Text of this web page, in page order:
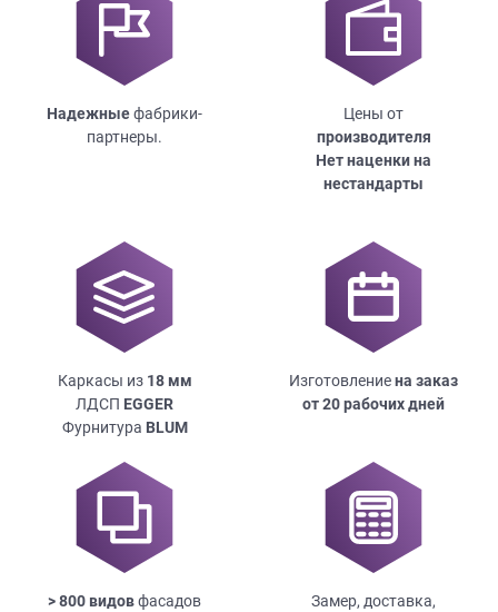
Надежныефабрики-
партнеры.
Цены от
производителя
Нет наценки на
нестандарты
Каркасы из 18мм
ЛДСП EGGER
Фурнитура BLUM
Изготовлениена заказ
от 20 рабочих дней
> 800 видовфасадов
Замер, доставка,